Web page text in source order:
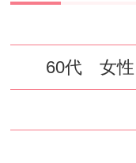
60代 女性